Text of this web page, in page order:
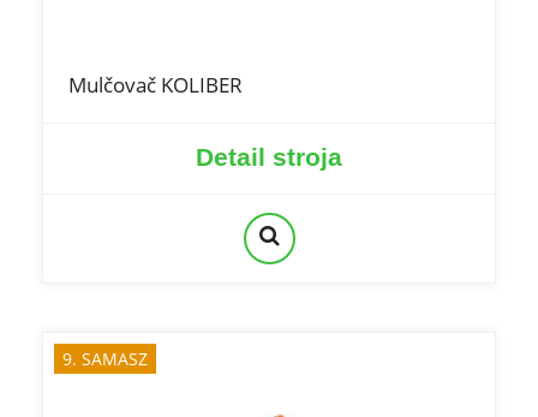
Mulčovač KOLIBER
Detail stroja
9. SAMASZ